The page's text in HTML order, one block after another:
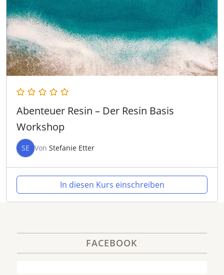
Abenteuer Resin – Der Resin Basis
Workshop
SE Von Stefanie Etter
In diesen Kurs einschreiben
FACEBOOK